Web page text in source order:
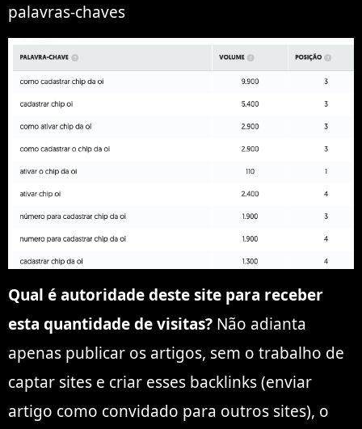
palavras-chaves
Qual é autoridade deste site para receber
esta quantidade de visitas? Não adianta
apenas publicar os artigos, sem o trabalho de
captar sites e criar esses backlinks (enviar
artigo como convidado para outros sites), o